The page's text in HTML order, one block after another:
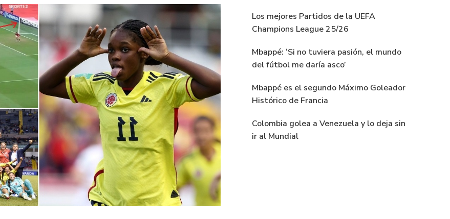
Los mejores Partidos de la UEFA
Champions League 25/26
Mbappé: ‘Si no tuviera pasión, el mundo
del fútbol me daría asco’
Mbappé es el segundo Máximo Goleador
Histórico de Francia
Colombia golea a Venezuela y lo deja sin
ir al Mundial